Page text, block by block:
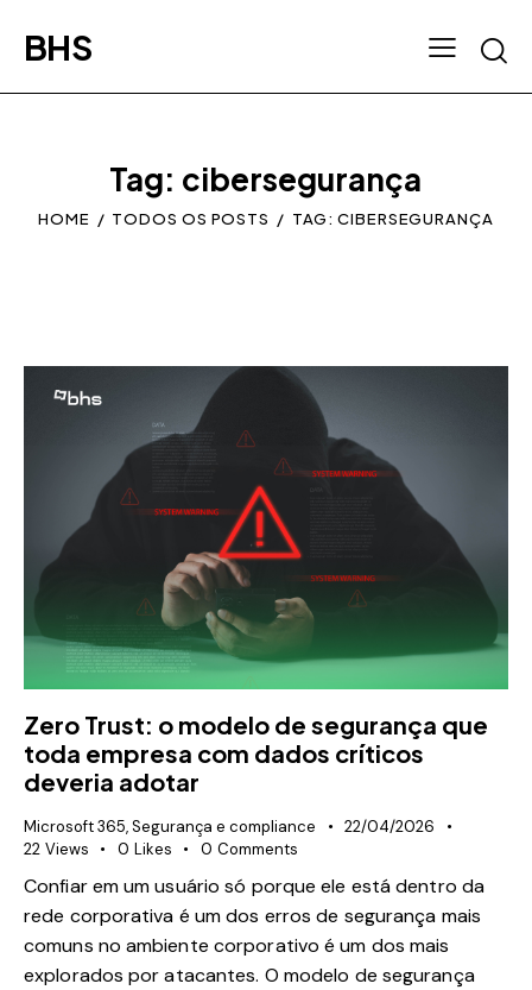
BHS
Tag: cibersegurança
HOME TODOS OS POSTS TAG: CIBERSEGURANÇA
Zero Trust: o modelo de segurança que
toda empresa com dados críticos
deveria adotar
Microsoft 365,Segurança e compliance
22/04/2026
22 Views 0 Likes 0 Comments
Confiar em um usuário só porque ele está dentro da
rede corporativa é um dos erros de segurança mais
comuns no ambiente corporativo é um dos mais
explorados por atacantes. O modelo de segurança